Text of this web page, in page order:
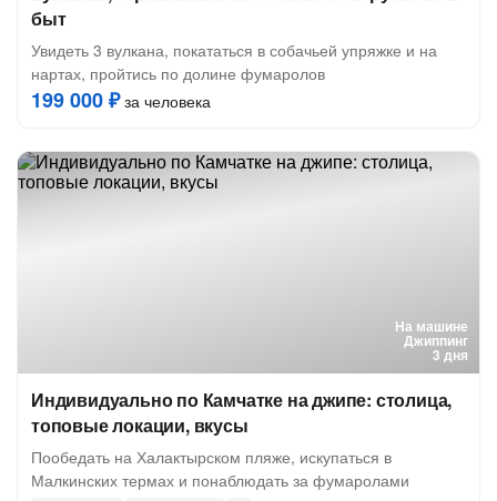
быт
Увидеть 3 вулкана, покататься в собачьей упряжке и на
нартах, пройтись по долине фумаролов
199 000 ₽за человека
На машине
Джиппинг
3 дня
Индивидуально по Камчатке на джипе: столица,
топовые локации, вкусы
Пообедать на Халактырском пляже, искупаться в
Малкинских термах и понаблюдать за фумаролами